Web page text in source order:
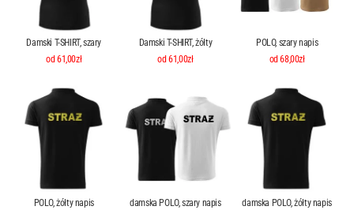
Damski T-SHIRT, szary
od 61,00zł
Damski T-SHIRT, żółty
od 61,00zł
POLO, szary napis
od 68,00zł
POLO, żółty napis
damska POLO, szary napis
damska POLO, żółty napis